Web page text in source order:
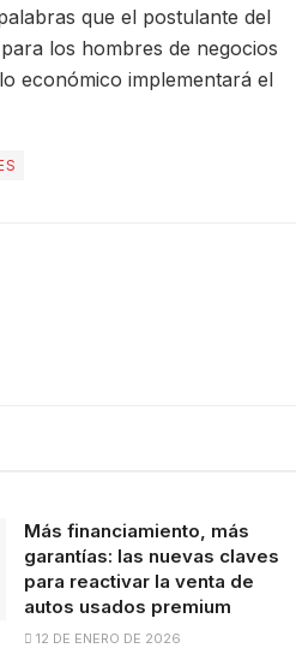
que el postulante del
los hombres de negocios
económico implementará el
Más financiamiento, más
garantías: las nuevas claves
para reactivar la venta de
autos usados premium
12 DE ENERO DE 2026